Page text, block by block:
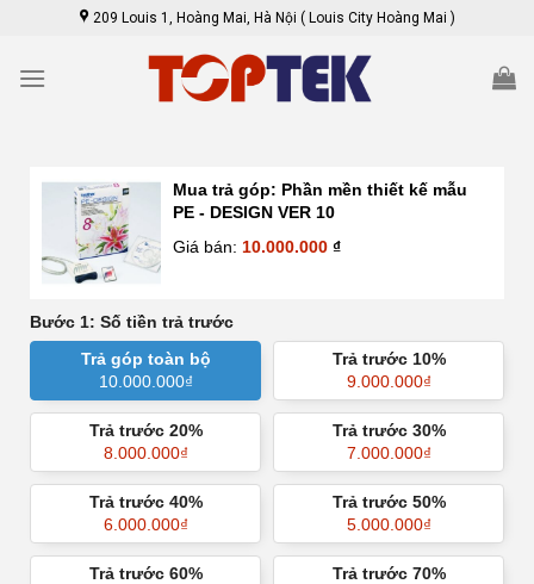
content
209 Louis 1, Hoàng Mai, Hà Nội ( Louis City Hoàng Mai )
Mua trả góp: Phần mền thiết kế mẫu
PE - DESIGN VER 10
Giá bán: 10.000.000 ₫
Bước 1: Số tiền trả trước
Trả góp toàn bộ
10.000.000₫
Trả trước 10%
9.000.000₫
Trả trước 20%
8.000.000₫
Trả trước 30%
7.000.000₫
Trả trước 40%
6.000.000₫
Trả trước 50%
5.000.000₫
Trả trước 60%
Trả trước 70%